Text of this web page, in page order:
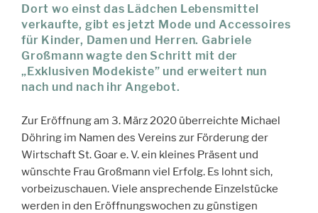
Dort wo einst das Lädchen Lebensmittel
verkaufte, gibt es jetzt Mode und Accessoires
für Kinder, Damen und Herren. Gabriele
Großmann wagte den Schritt mit der
„Exklusiven Modekiste” und erweitert nun
nach und nach ihr Angebot.
Zur Eröffnung am 3. März 2020 überreichte Michael
Döhring im Namen des Vereins zur Förderung der
Wirtschaft St. Goar e. V. ein kleines Präsent und
wünschte Frau Großmann viel Erfolg. Es lohnt sich,
vorbeizuschauen. Viele ansprechende Einzelstücke
werden in den Eröffnungswochen zu günstigen